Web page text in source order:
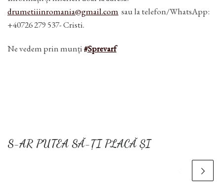
drumetiiinromania@gmail.com sau la telefon/WhatsApp:
+40726 279 537- Cristi.
Ne vedem prin munți#Sprevarf
S-AR PUTEA SĂ-ȚI PLACĂ ȘI